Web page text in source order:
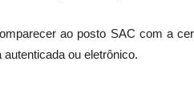
ao posto SAC com a
ou eletrônico.